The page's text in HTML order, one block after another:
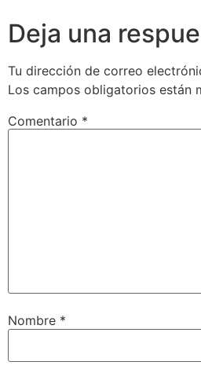
Deja una
Tu dirección de correo
Los campos obligatorios están
Comentario *
Nombre *